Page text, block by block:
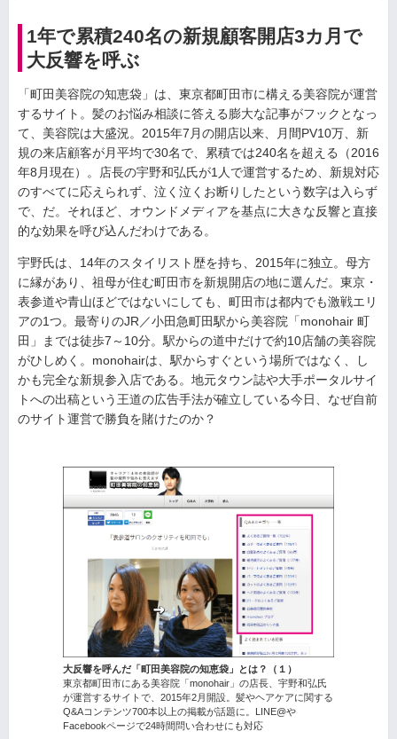
1年で累積240名の新規顧客開店3カ月で
大反響を呼ぶ
「町田美容院の知恵袋」は、東京都町田市に構える美容院が運営
するサイト。髪のお悩み相談に答える膨大な記事がフックとなっ
て、美容院は大盛況。2015年7月の開店以来、月間PV10万、新
規の来店顧客が月平均で30名で、累積では240名を超える（2016
年8月現在）。店長の宇野和弘氏が1人で運営するため、新規対応
のすべてに応えられず、泣く泣くお断りしたという数字は入らず
で、だ。それほど、オウンドメディアを基点に大きな反響と直接
的な効果を呼び込んだわけである。
宇野氏は、14年のスタイリスト歴を持ち、2015年に独立。母方
に縁があり、祖母が住む町田市を新規開店の地に選んだ。東京・
表参道や青山ほどではないにしても、町田市は都内でも激戦エリ
アの1つ。最寄りのJR／小田急町田駅から美容院「monohair 町
田」までは徒歩7～10分。駅からの道中だけで約10店舗の美容院
がひしめく。monohairは、駅からすぐという場所ではなく、し
かも完全な新規参入店である。地元タウン誌や大手ポータルサイ
トへの出稿という王道の広告手法が確立している今日、なぜ自前
のサイト運営で勝負を賭けたのか？
大反響を呼んだ「町田美容院の知恵袋」とは？（１）
東京都町田市にある美容院「monohair」の店長、宇野和弘氏
が運営するサイトで、2015年2月開設。髪やヘアケアに関する
Q&Aコンテンツ700本以上の掲載が話題に。LINE@や
Facebookページで24時間問い合わせにも対応